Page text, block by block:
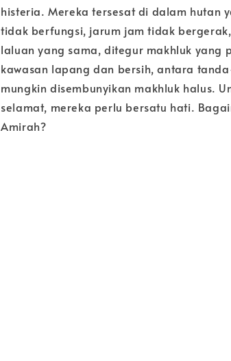
histeria. Mereka tersesat di dalam hutan
tidak berfungsi, jarum jam tidak
laluan yang sama, ditegur makhluk yang
kawasan lapang dan bersih, antara
mungkin disembunyikan makhluk halus.
selamat, mereka perlu bersatu hati.
Amirah?